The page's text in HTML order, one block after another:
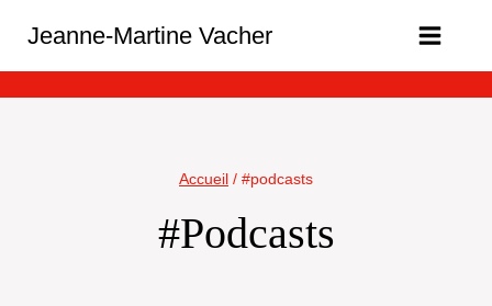
contenu
Jeanne-Martine Vacher
Accueil / #podcasts
#podcasts